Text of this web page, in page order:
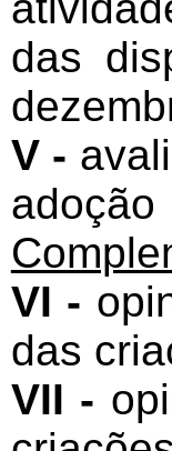
das
V -
VI -
das
VII -